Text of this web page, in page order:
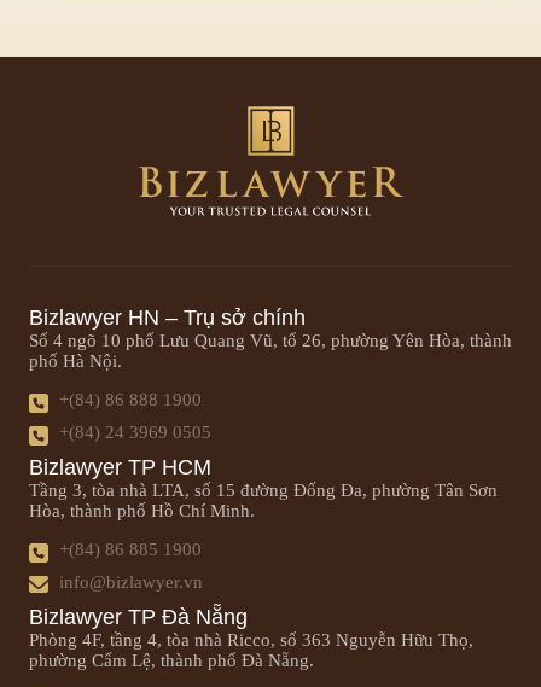
Bizlawyer HN – Trụ sở chính
Số 4 ngõ 10 phố Lưu Quang Vũ, tổ 26, phường Yên Hòa, thành
phố Hà Nội.
+(84) 86 888 1900
+(84) 24 3969 0505
Bizlawyer TP HCM
Tầng 3, tòa nhà LTA, số 15 đường Đống Đa, phường Tân Sơn
Hòa, thành phố Hồ Chí Minh.
+(84) 86 885 1900
info@bizlawyer.vn
Bizlawyer TP Đà Nẵng
Phòng 4F, tầng 4, tòa nhà Ricco, số 363 Nguyễn Hữu Thọ,
phường Cẩm Lệ, thành phố Đà Nẵng.